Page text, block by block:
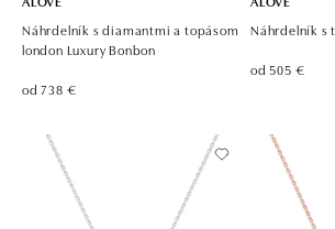
Náhrdelník s diamantmi a topásom
london Luxury Bonbon
od 738 €
Náhrdelník s
od 505 €